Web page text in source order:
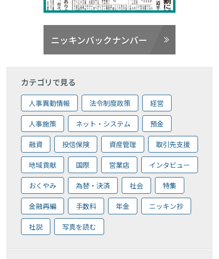
ニッキンバックナンバー
カテゴリで見る
人事異動情報 法令制度政策 経営
人事施策 ネット・システム 預金
融資 投信保険 資産管理 取引先支援
地域貢献 国際 営業店 インタビュー
おくやみ 為替・決済 社会 特集
金融再編 手数料 年金 ニッキン抄
社説 写真を読む